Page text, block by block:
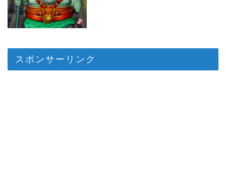
スポンサーリンク